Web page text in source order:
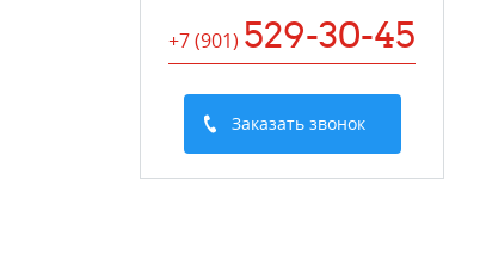
+7 (901) 529-30-45
Заказать звонок